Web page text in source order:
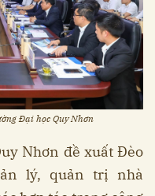
Đại học Quy Nhơn
Nhơn đề xuất Đèo
lý, quản trị nhà